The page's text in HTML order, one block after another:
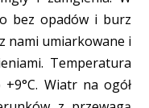
bez opadów i burz
nami umiarkowane i
Temperatura
Wiatr na ogół